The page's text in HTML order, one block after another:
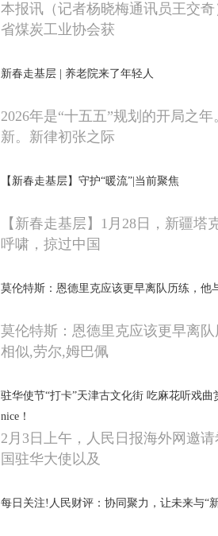
本报讯（记者杨晓梅通讯员王交
省煤炭工业协会获
新春走基层 | 养老院来了年轻人
2026年是“十五五”规划的开局之
新。新律初张之际
【新春走基层】守护“暖流”|当前聚焦
【新春走基层】1月28日，新疆塔
呼啸，掠过中国
莫伦特斯：恩德里克应该更早离队历练，他
莫伦特斯：恩德里克应该更早离
相似,劳尔,姆巴佩
驻华使节“打卡”天津古文化街 吃麻花听戏
nice！
2月3日上午，人民日报海外网邀
国驻华大使以及
每日关注!人民财评：协同聚力，让未来与“